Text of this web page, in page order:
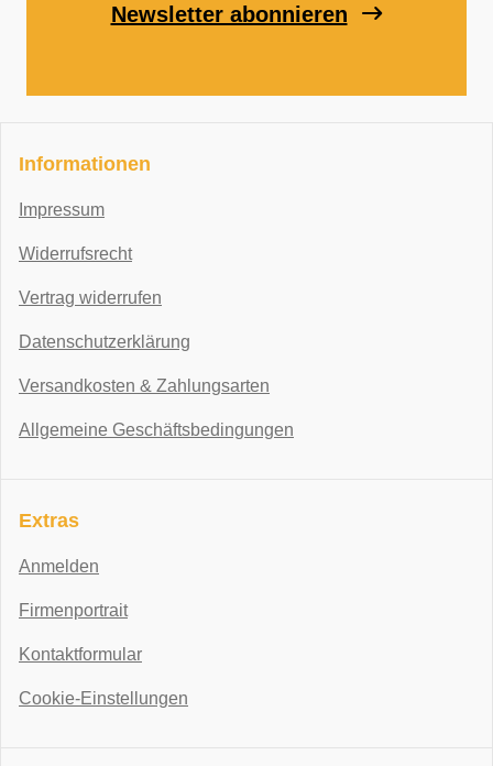
Newsletter abonnieren
Informationen
Impressum
Widerrufsrecht
Vertrag widerrufen
Datenschutzerklärung
Versandkosten & Zahlungsarten
Allgemeine Geschäftsbedingungen
Extras
Anmelden
Firmenportrait
Kontaktformular
Cookie-Einstellungen